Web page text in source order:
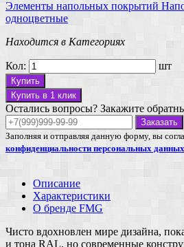
Элементы напольных покрытий
одноцветные
Находится в Категориях
Кол: шт
Купить
Купить в 1 клик
Остались вопросы? Закажите
Заказать
Заполняя и отправляя данную форму, вы
конфиденциальности персональных данных
Описание
Характеристики
О бренде FMG
Чисто вдохновлен мире дизайна,
и тона RAL, но современные